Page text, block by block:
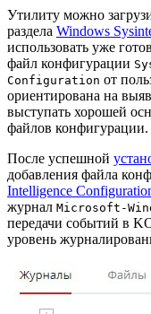
Утилиту можно
раздела Windows
использовать уже
файл конфигурации
Configuration от
ориентирована на
выступать хорошей
файлов конфигурации.
После успешной
добавления файла
Intelligence
журнал Microsoft-
передачи событий в
уровень